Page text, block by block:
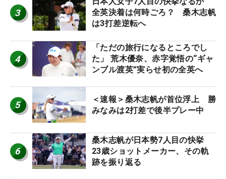
3
全英決着は何時ごろ？ 桑木志帆
は3打差逆転へ
4
「ただの旅行になるところでし
た」 荒木優奈、赤字覚悟の“ギャ
ンブル渡英”実らせ初の全英へ
5
＜速報＞桑木志帆が首位浮上 勝
みなみは2打差で後半プレー中
6
桑木志帆が日本勢7人目の快挙
23歳ショットメーカー、その軌
跡を振り返る